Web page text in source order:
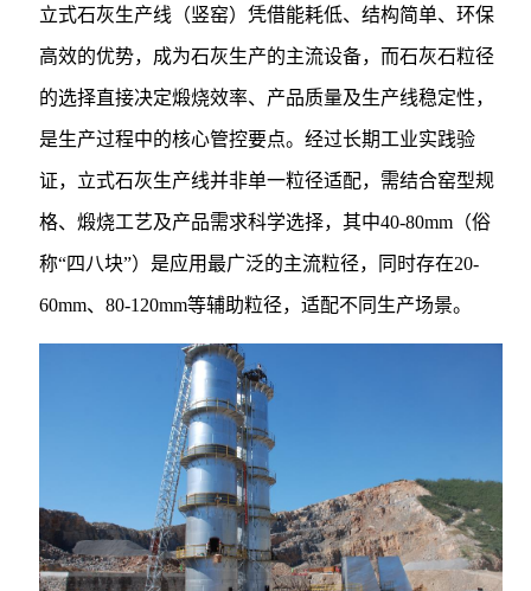
立式石灰生产线（竖窑）凭借能耗低、结构简单、环保
高效的优势，成为石灰生产的主流设备，而石灰石粒径
的选择直接决定煅烧效率、产品质量及生产线稳定性，
是生产过程中的核心管控要点。经过长期工业实践验
证，立式石灰生产线并非单一粒径适配，需结合窑型规
格、煅烧工艺及产品需求科学选择，其中40-80mm（俗
称“四八块”）是应用最广泛的主流粒径，同时存在20-
60mm、80-120mm等辅助粒径，适配不同生产场景。